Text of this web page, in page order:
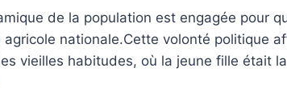
de la population est engagée pour
nationale.Cette volonté politique
vieilles habitudes, où la jeune fille était